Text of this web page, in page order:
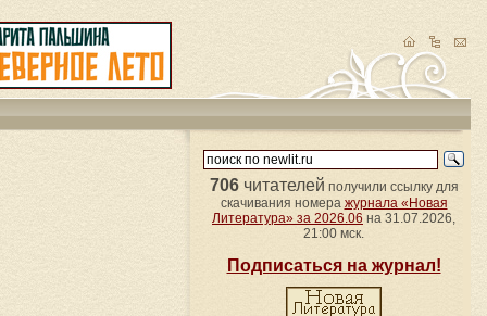
706читателей получили ссылку для
скачивания номера журнала «Новая
Литература» за 2026.06 на 31.07.2026,
21:00 мск.
Подписаться на журнал!